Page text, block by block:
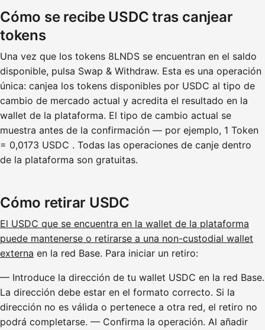
Cómo se recibe USDC tras canjear
tokens
Una vez que los tokens 8LNDS se encuentran en el saldo
disponible, pulsa Swap & Withdraw. Esta es una operación
única: canjea los tokens disponibles por USDC al tipo de
cambio de mercado actual y acredita el resultado en la
wallet de la plataforma. El tipo de cambio actual se
muestra antes de la confirmación — por ejemplo, 1 Token
= 0,0173 USDC . Todas las operaciones de canje dentro
de la plataforma son gratuitas.
Cómo retirar USDC
El USDC que se encuentra en la wallet de la plataforma
puede mantenerse o retirarse a una non-custodial wallet
externa en la red Base. Para iniciar un retiro:
— Introduce la dirección de tu wallet USDC en la red Base.
La dirección debe estar en el formato correcto. Si la
dirección no es válida o pertenece a otra red, el retiro no
podrá completarse. — Confirma la operación. Al añadir